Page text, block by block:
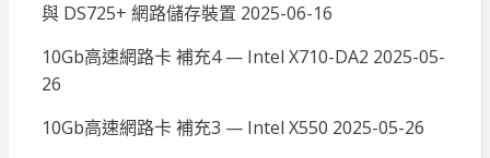
與 DS725+ 網路儲存裝置 2025-06-16
10Gb高速網路卡 補充4 — Intel X710-DA2 2025-05-
26
10Gb高速網路卡 補充3 — Intel X550 2025-05-26